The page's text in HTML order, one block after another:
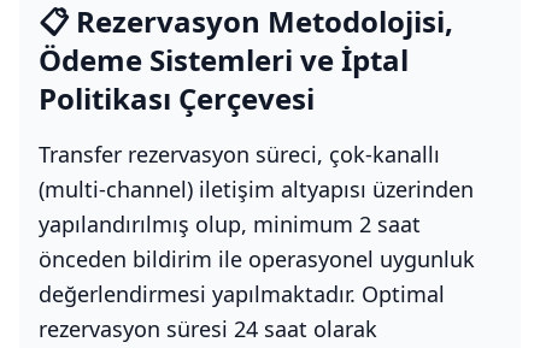
📋 Rezervasyon Metodolojisi,
Ödeme Sistemleri ve İptal
Politikası Çerçevesi
Transfer rezervasyon süreci, çok-kanallı
(multi-channel) iletişim altyapısı üzerinden
yapılandırılmış olup, minimum 2 saat
önceden bildirim ile operasyonel uygunluk
değerlendirmesi yapılmaktadır. Optimal
rezervasyon süresi 24 saat olarak